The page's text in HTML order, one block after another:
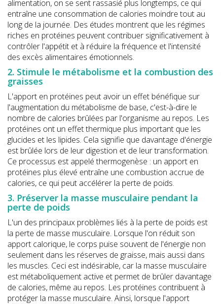
alimentation, on se sent rassasié plus longtemps, ce qui
entraîne une consommation de calories moindre tout au
long de la journée. Des études montrent que les régimes
riches en protéines peuvent contribuer significativement à
contrôler l'appétit et à réduire la fréquence et l'intensité
des excès alimentaires émotionnels.
2. Stimule le métabolisme et la combustion des
graisses
L'apport en protéines peut avoir un effet bénéfique sur
l'augmentation du métabolisme de base, c'est-à-dire le
nombre de calories brûlées par l'organisme au repos. Les
protéines ont un effet thermique plus important que les
glucides et les lipides. Cela signifie que davantage d'énergie
est brûlée lors de leur digestion et de leur transformation.
Ce processus est appelé thermogenèse : un apport en
protéines plus élevé entraîne une combustion accrue de
calories, ce qui peut accélérer la perte de poids.
3. Préserver la masse musculaire pendant la
perte de poids
L'un des principaux problèmes liés à la perte de poids est
la perte de masse musculaire. Lorsque l'on réduit son
apport calorique, le corps puise souvent de l'énergie non
seulement dans les réserves de graisse, mais aussi dans
les muscles. Ceci est indésirable, car la masse musculaire
est métaboliquement active et permet de brûler davantage
de calories, même au repos. Les protéines contribuent à
protéger la masse musculaire. Ainsi, lorsque l'apport